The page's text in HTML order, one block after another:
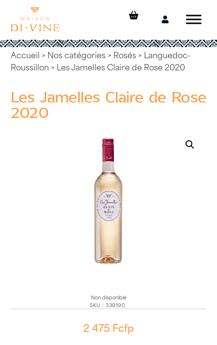
content
Mon
Accueil > Nos catégories> Rosés> Languedoc-
Roussillon > Les Jamelles Claire de Rose 2020
Les Jamelles Claire de Rose
2020
Non disponible
SKU : 339190
2 475 Fcfp